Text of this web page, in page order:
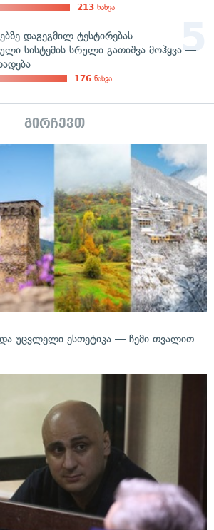
213 ნახვა
დაგეგმილ ტესტირებას
სისტემის სრული გათიშვა მოჰყვა —
176 ნახვა
გირჩევთ
უცვლელი ესთეტიკა — ჩემი თვალით